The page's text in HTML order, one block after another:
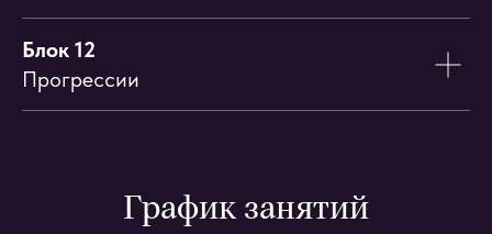
Блок 12
Прогрессии
График занятий